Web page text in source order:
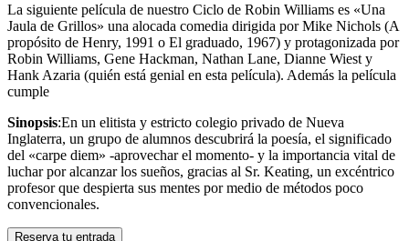
La siguiente película de nuestro Ciclo de Robin Williams es «Una
Jaula de Grillos» una alocada comedia dirigida por Mike Nichols (A
propósito de Henry, 1991 o El graduado, 1967) y protagonizada por
Robin Williams, Gene Hackman, Nathan Lane, Dianne Wiest y
Hank Azaria (quién está genial en esta película). Además la película
cumple
Sinopsis:En un elitista y estricto colegio privado de Nueva
Inglaterra, un grupo de alumnos descubrirá la poesía, el significado
del «carpe diem» -aprovechar el momento- y la importancia vital de
luchar por alcanzar los sueños, gracias al Sr. Keating, un excéntrico
profesor que despierta sus mentes por medio de métodos poco
convencionales.
Reserva tu entrada